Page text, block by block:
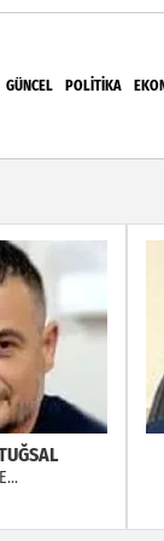
GÜNCEL POLITIKA
Olağan